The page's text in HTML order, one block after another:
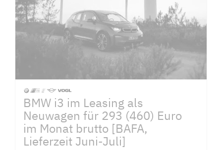
BMW i3 im Leasing als
Neuwagen für 293 (460) Euro
im Monat brutto [BAFA,
Lieferzeit Juni-Juli]